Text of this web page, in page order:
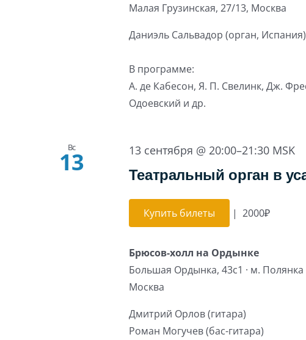
Малая Грузинская, 27/13, Москва
Даниэль Сальвадор (орган, Испания)
В программе:
А. де Кабесон, Я. П. Свелинк, Дж.
Одоевский и др.
Вс
13 13 сентября @ 20:00–21:30 MSK
Театральный орган в
Купить билеты | 2000₽
Брюсов-холл на Ордынке
Большая Ордынка, 43с1 · м.
Москва
Дмитрий Орлов (гитара)
Роман Могучев (бас-гитара)